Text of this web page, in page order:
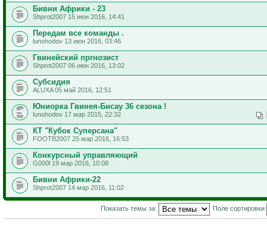
Бивни Африки - 23
Shprot2007 15 июн 2016, 14:41
Передам все команды .
lunohodov 13 июн 2016, 03:46
Гвинейский пргнозист
Shprot2007 06 июн 2016, 13:02
Субсидия
ALUXA 05 май 2016, 12:51
Юниорка Гвинея-Бисау 36 сезона !
lunohodov 17 мар 2015, 22:32
КТ "Кубок Суперсана"
FOOTB2007 25 мар 2016, 16:53
Конкурсный управляющий
G000l 19 мар 2016, 10:08
Бивни Африки-22
Shprot2007 14 мар 2016, 11:02
Показать темы за: Поле сортировки